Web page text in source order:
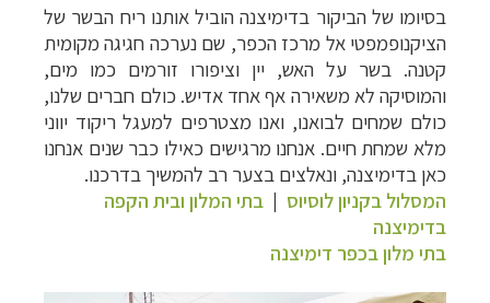
בסיומו של הביקור בדימיצנה הוביל אותנו ריח הבשר של
הציקנופמפטי אל מרכז הכפר, שם נערכה חגיגה מקומית
קטנה. בשר על האש, יין וציפורו זורמים כמו מים,
והמוסיקה לא משאירה אף אחד אדיש. כולם חברים שלנו,
כולם שמחים לבואנו, ואנו מצטרפים למעגל ריקוד יווני
מלא שמחת חיים. אנחנו מרגישים כאילו כבר שנים אנחנו
כאן בדימיצנה, ונאלצים בצער רב להמשיך בדרכנו.
המסלול בקניון לוסיוס | בתי המלון ובית הקפה
בדימיצנה
בתי מלון בכפר דימיצנה